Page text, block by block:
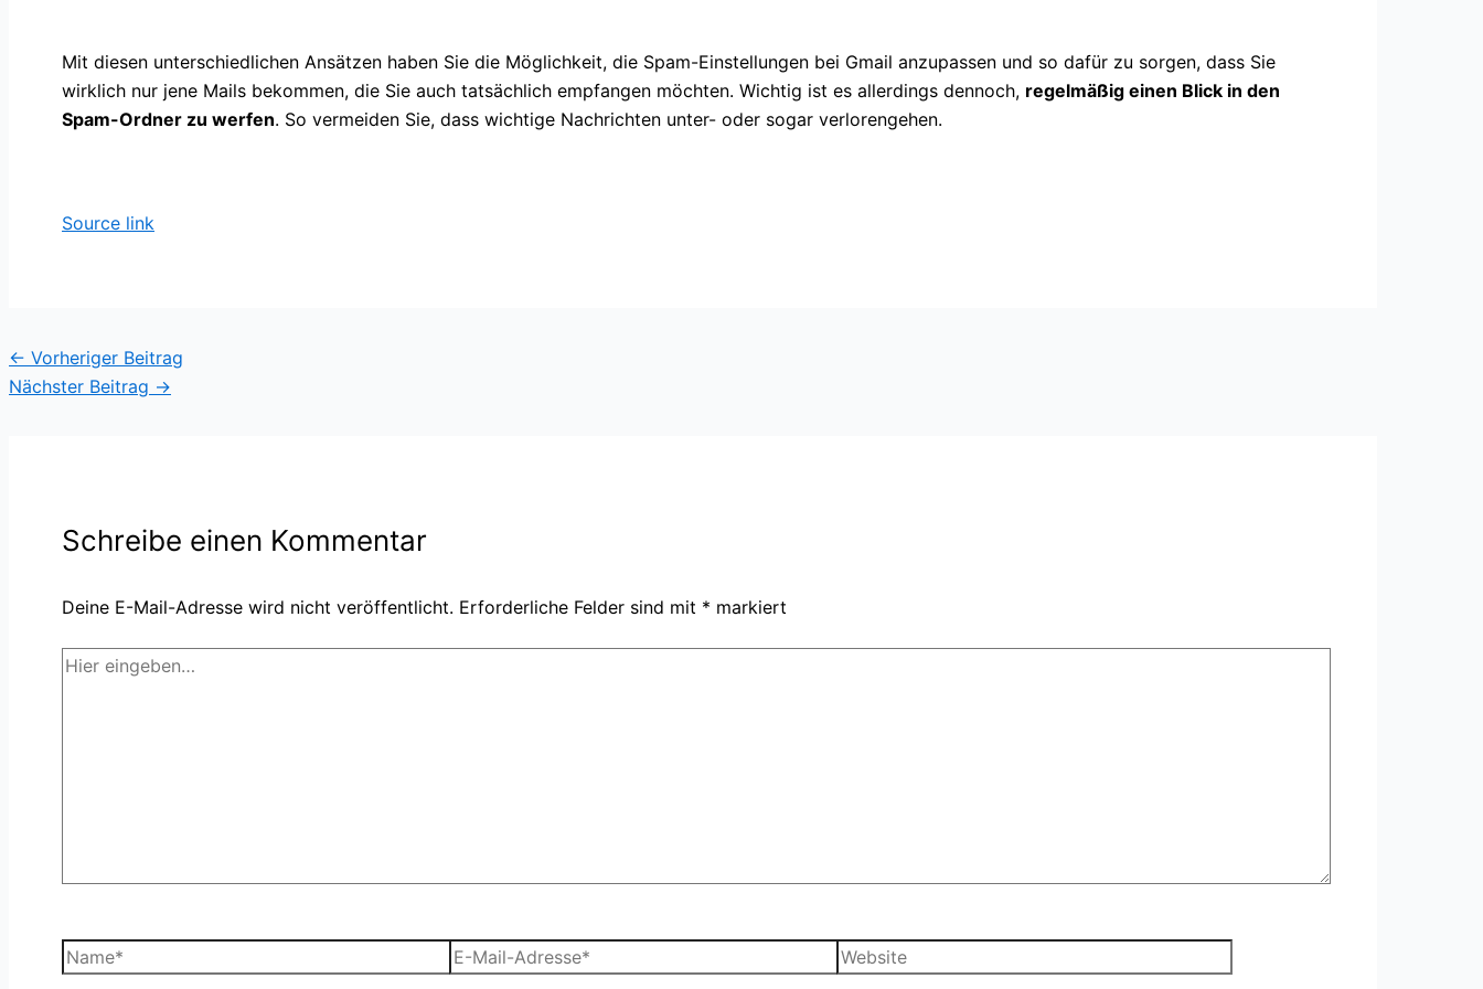
Mit diesen unterschiedlichen Ansätzen haben Sie die Möglichkeit, die Spam-Einstellungen bei Gmail anzupassen und so dafür zu sorgen, dass Sie
wirklich nur jene Mails bekommen, die Sie auch tatsächlich empfangen möchten. Wichtig ist es allerdings dennoch, regelmäßig einen Blick in den
Spam-Ordner zu werfen. So vermeiden Sie, dass wichtige Nachrichten unter- oder sogar verlorengehen.
Source link
← Vorheriger Beitrag
Nächster Beitrag →
Schreibe einen Kommentar
Deine E-Mail-Adresse wird nicht veröffentlicht. Erforderliche Felder sind mit * markiert
Hier
Name*
E-
Mail-
Website